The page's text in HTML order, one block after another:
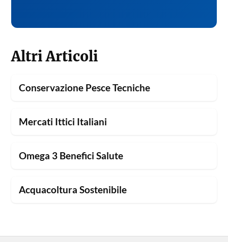
Altri Articoli
Conservazione Pesce Tecniche
Mercati Ittici Italiani
Omega 3 Benefici Salute
Acquacoltura Sostenibile